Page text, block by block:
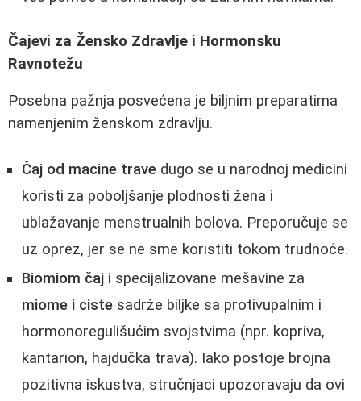
Čajevi za Žensko Zdravlje i Hormonsku
Ravnotežu
Posebna pažnja posvećena je biljnim preparatima
namenjenim ženskom zdravlju.
Čaj od macine trave dugo se u narodnoj medicini
koristi za poboljšanje plodnosti žena i
ublažavanje menstrualnih bolova. Preporučuje se
uz oprez, jer se ne sme koristiti tokom trudnoće.
Biomiom čaj i specijalizovane mešavine za
miome i ciste sadrže biljke sa protivupalnim i
hormonoregulišućim svojstvima (npr. kopriva,
kantarion, hajdučka trava). Iako postoje brojna
pozitivna iskustva, stručnjaci upozoravaju da ovi